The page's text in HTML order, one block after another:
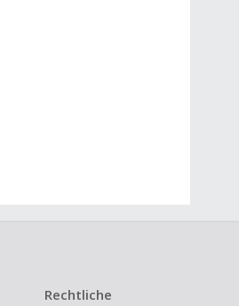
Rechtliche